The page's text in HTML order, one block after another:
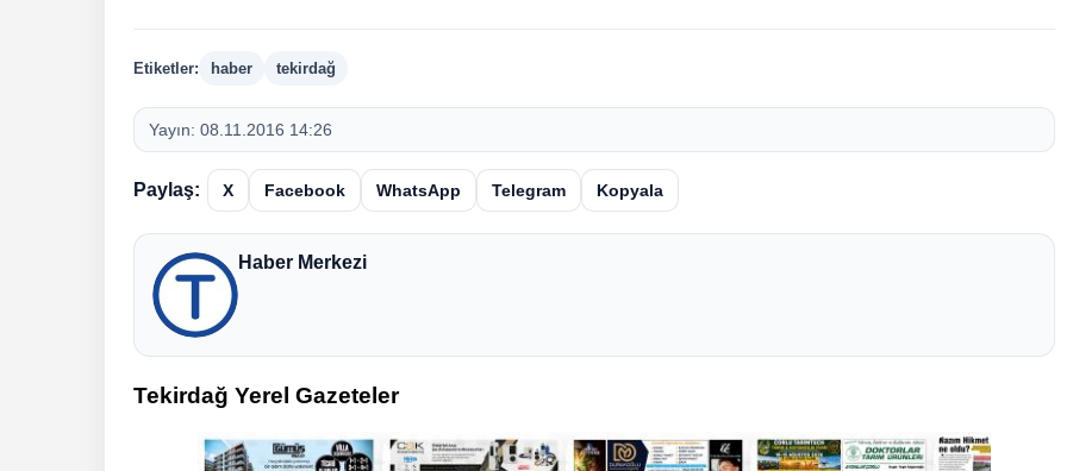
Etiketler: haber tekirdağ
Yayın: 08.11.2016 14:26
Paylaş: X Facebook WhatsApp Telegram Kopyala
Haber Merkezi
Tekirdağ Yerel Gazeteler